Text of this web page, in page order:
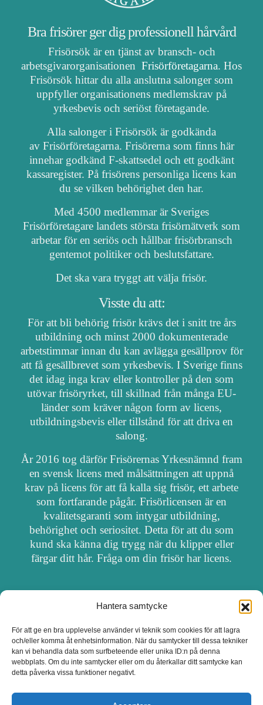
Hantera samtycke
För att ge en bra upplevelse använder vi teknik som cookies för att lagra
och/eller komma åt enhetsinformation. När du samtycker till dessa tekniker
kan vi behandla data som surfbeteende eller unika ID:n på denna
webbplats. Om du inte samtycker eller om du återkallar ditt samtycke kan
detta påverka vissa funktioner negativt.
Bra frisörer ger dig professionell hårvård
Frisörsök är en tjänst av bransch- och
arbetsgivarorganisationen Frisörföretagarna. Hos
Frisörsök hittar du alla anslutna salonger som
uppfyller organisationens medlemskrav på
yrkesbevis och seriöst företagande.
Alla salonger i Frisörsök är godkända
av Frisörföretagarna. Frisörerna som finns här
innehar godkänd F-skattsedel och ett godkänt
kassaregister. På frisörens personliga licens kan
du se vilken behörighet den har.
Med 4500 medlemmar är Sveriges
Frisörföretagare landets största frisörnätverk som
arbetar för en seriös och hållbar frisörbransch
gentemot politiker och beslutsfattare.
Det ska vara tryggt att välja frisör.
Visste du att:
För att bli behörig frisör krävs det i snitt tre års
utbildning och minst 2000 dokumenterade
arbetstimmar innan du kan avlägga gesällprov för
att få gesällbrevet som yrkesbevis. I Sverige finns
det idag inga krav eller kontroller på den som
utövar frisöryrket, till skillnad från många EU-
länder som kräver någon form av licens,
utbildningsbevis eller tillstånd för att driva en
salong.
År 2016 tog därför Frisörernas Yrkesnämnd fram
en svensk licens med målsättningen att uppnå
krav på licens för att få kalla sig frisör, ett arbete
som fortfarande pågår. Frisörlicensen är en
kvalitetsgaranti som intygar utbildning,
behörighet och seriositet. Detta för att du som
kund ska känna dig trygg när du klipper eller
färgar ditt hår. Fråga om din frisör har licens.
OM FRISÖRSÖK
UPPDATERA SALONG